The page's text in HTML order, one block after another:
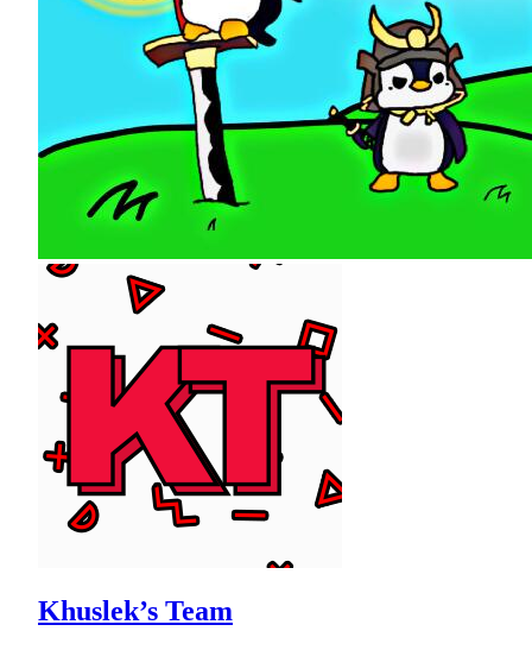
Khuslek’s Team